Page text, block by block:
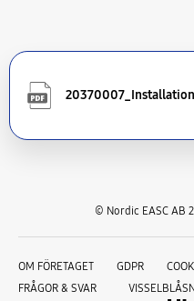
© Nordic EASC AB
OM FÖRETAGET GDPR
FRÅGOR & SVAR